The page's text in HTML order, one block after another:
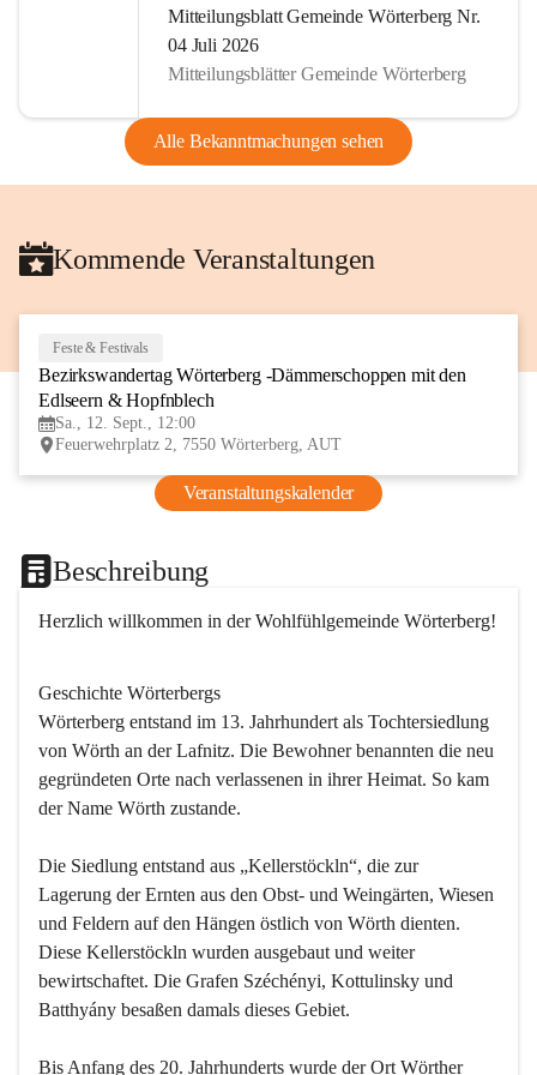
Mitteilungsblatt Gemeinde Wörterberg Nr.
04 Juli 2026
Mitteilungsblätter Gemeinde Wörterberg
Alle Bekanntmachungen sehen
Kommende Veranstaltungen
Feste & Festivals
Bezirkswandertag Wörterberg -Dämmerschoppen mit den
Edlseern & Hopfnblech
Sa., 12. Sept., 12:00
Feuerwehrplatz 2, 7550 Wörterberg, AUT
Veranstaltungskalender
Beschreibung
Herzlich willkommen in der Wohlfühlgemeinde Wörterberg!
Geschichte Wörterbergs
Wörterberg entstand im 13. Jahrhundert als Tochtersiedlung
von Wörth an der Lafnitz. Die Bewohner benannten die neu
gegründeten Orte nach verlassenen in ihrer Heimat. So kam
der Name Wörth zustande.
Die Siedlung entstand aus „Kellerstöckln“, die zur
Lagerung der Ernten aus den Obst- und Weingärten, Wiesen
und Feldern auf den Hängen östlich von Wörth dienten.
Diese Kellerstöckln wurden ausgebaut und weiter
bewirtschaftet. Die Grafen Széchényi, Kottulinsky und
Batthyány besaßen damals dieses Gebiet.
Bis Anfang des 20. Jahrhunderts wurde der Ort Wörther